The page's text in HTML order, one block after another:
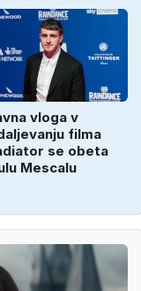
vloga v
filma
se obeta
Mescalu